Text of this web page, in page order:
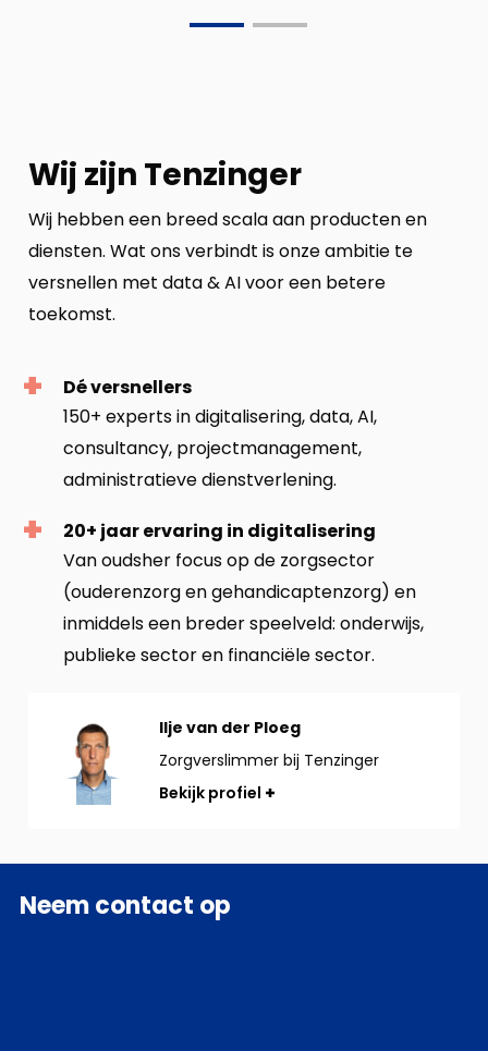
Go
Go
Wij zijn Tenzinger
Wij hebben een breed scala aan producten en
diensten. Wat ons verbindt is onze ambitie te
versnellen met data & AI voor een betere
toekomst.
Dé versnellers
150+ experts in digitalisering, data, AI,
consultancy, projectmanagement,
administratieve dienstverlening.
20+ jaar ervaring in digitalisering
Van oudsher focus op de zorgsector
(ouderenzorg en gehandicaptenzorg) en
inmiddels een breder speelveld: onderwijs,
publieke sector en financiële sector.
Ilje van der Ploeg
Zorgverslimmer bij Tenzinger
profiel
Bekijk profiel
Neem contact op